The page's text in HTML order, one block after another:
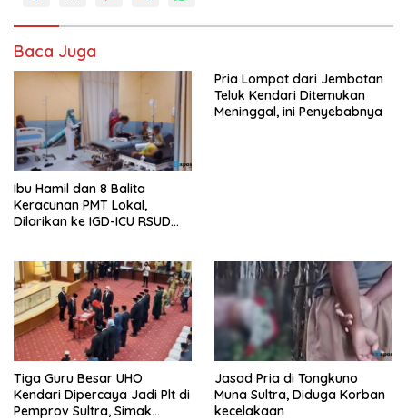
Baca Juga
Ibu Hamil dan 8 Balita
Keracunan PMT Lokal,
Dilarikan ke IGD-ICU RSUD
Pria Lompat dari Jembatan
Teluk Kendari Ditemukan
Meninggal, ini Penyebabnya
Tiga Guru Besar UHO
Kendari Dipercaya Jadi Plt di
Pemprov Sultra, Simak
Jasad Pria di Tongkuno
Muna Sultra, Diduga Korban
kecelakaan